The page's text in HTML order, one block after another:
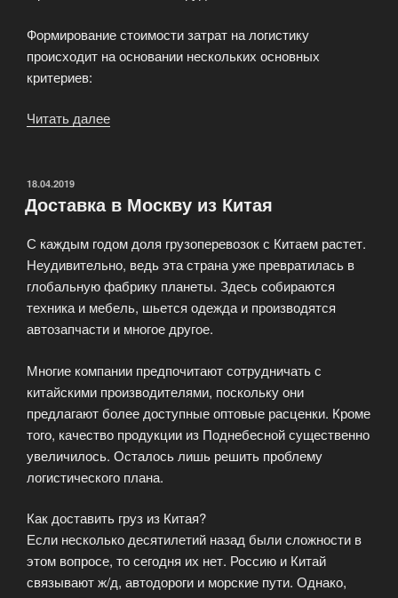
Формирование стоимости затрат на логистику
происходит на основании нескольких основных
критериев:
Читать далее
Китая»
ОПУБЛИКОВАНО
18.04.2019
Доставка в Москву из Китая
С каждым годом доля грузоперевозок с Китаем растет.
Неудивительно, ведь эта страна уже превратилась в
глобальную фабрику планеты. Здесь собираются
техника и мебель, шьется одежда и производятся
автозапчасти и многое другое.
Многие компании предпочитают сотрудничать с
китайскими производителями, поскольку они
предлагают более доступные оптовые расценки. Кроме
того, качество продукции из Поднебесной существенно
увеличилось. Осталось лишь решить проблему
логистического плана.
Как доставить груз из Китая?
Если несколько десятилетий назад были сложности в
этом вопросе, то сегодня их нет. Россию и Китай
связывают ж/д, автодороги и морские пути. Однако,